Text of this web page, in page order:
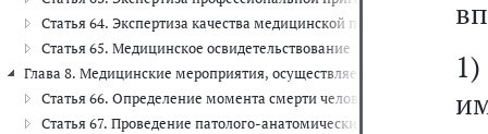
Статья 64. Экспертиза качества медицинской помощи
Статья 65. Медицинское освидетельствование
Глава 8. Медицинские мероприятия, осуществляемые в связи со
Статья 66. Определение момента смерти человека и
Статья 67. Проведение патолого-анатомических вскрытий